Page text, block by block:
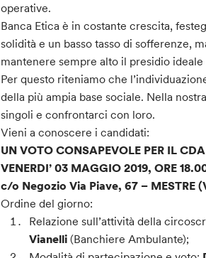
operative.
Banca Etica è in costante crescita,
solidità e un basso tasso di sofferenze,
mantenere sempre alto il presidio ideale
Per questo riteniamo che
della più ampia base sociale. Nella
singoli e confrontarci con loro.
Vieni a conoscere i candidati:
UN VOTO CONSAPEVOLE PER IL
VENERDI’ 03 MAGGIO 2019, ORE
c/o Negozio Via Piave, 67 – MESTRE
Ordine del giorno:
Relazione sull’attività della
Vianelli(Banchiere Ambulante);